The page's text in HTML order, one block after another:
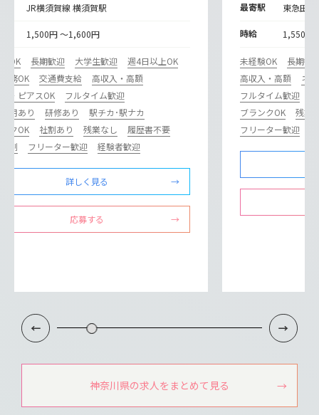
JR横須賀線 横須賀駅
1,500円 ～1,600円
OK 長期歓迎 大学生歓迎
週4日以上OK
務OK
交通費支給
高収入・高額
・ピアスOK
フルタイム歓迎
用あり
研修あり
駅チカ･駅ナカ
クOK
社割あり 残業なし
履歴書不要
制
フリーター歓迎 経験者歓迎
詳しく見る
応募する
最寄駅 東急田
時給 1,550円
未経験OK
長期歓
高収入・高額
ネ
フルタイム歓迎
ブランクOK
残業
フリーター歓迎
神奈川県の求人をまとめて見る